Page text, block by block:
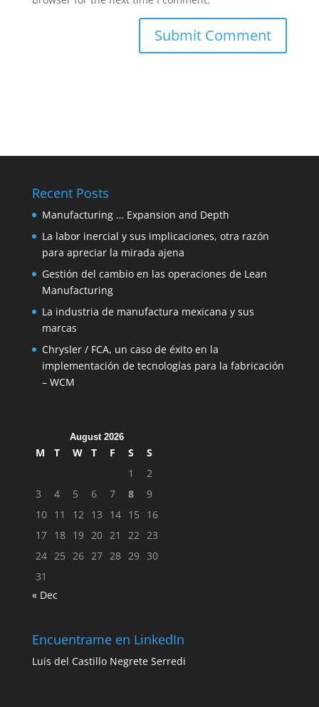
Recent Posts
Manufacturing … Expansion and Depth
La labor inercial y sus implicaciones, otra razón
para apreciar la mirada ajena
Gestión del cambio en las operaciones de Lean
Manufacturing
La industria de manufactura mexicana y sus
marcas
Chrysler / FCA, un caso de éxito en la
implementación de tecnologías para la fabricación
– WCM
August 2026
M T W T F S
S
1
2
3
4 5 6 7 8
9
10 11 12 13 14 15
16
17 18 19 20 21 22 23
24 25 26 27 28 29 30
31
« Dec
Encuentrame en LinkedIn
Luis del Castillo Negrete Serredi